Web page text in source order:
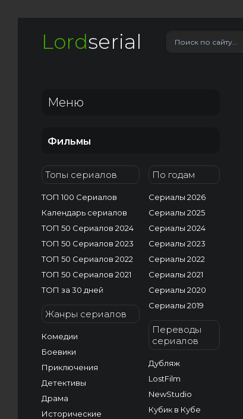
Lordserial
Меню
Фильмы
Топы сериалов
ТОП 100 Сериалов
Календарь сериалов
ТОП 50 Сериалов 2024
ТОП 50 Сериалов 2023
ТОП 50 Сериалов 2022
ТОП 50 Сериалов 2021
ТОП за 30 дней
Жанры сериалов
Комедии
Боевики
Приключения
Детективы
Драма
Исторические
По годам
Сериалы 2026
Сериалы 2025
Сериалы 2024
Сериалы 2023
Сериалы 2022
Сериалы 2021
Сериалы 2020
Сериалы 2019
Переводы
сериалов
Дубляж
LostFilm
NewStudio
Кубик в Кубе